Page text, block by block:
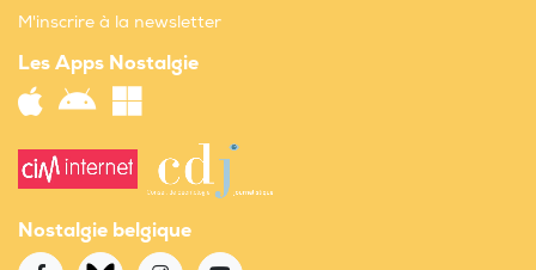
M'inscrire à la newsletter
Les Apps Nostalgie
Nostalgie belgique